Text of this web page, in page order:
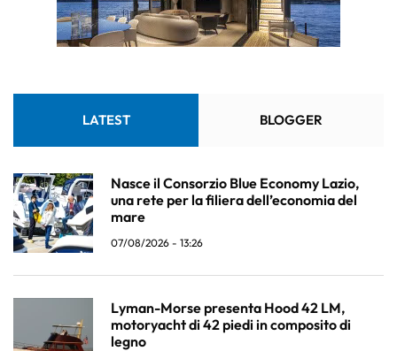
LATEST BLOGGER
Nasce il Consorzio Blue Economy Lazio,
una rete per la filiera dell’economia del
mare
07/08/2026 - 13:26
Lyman-Morse presenta Hood 42 LM,
motoryacht di 42 piedi in composito di
legno